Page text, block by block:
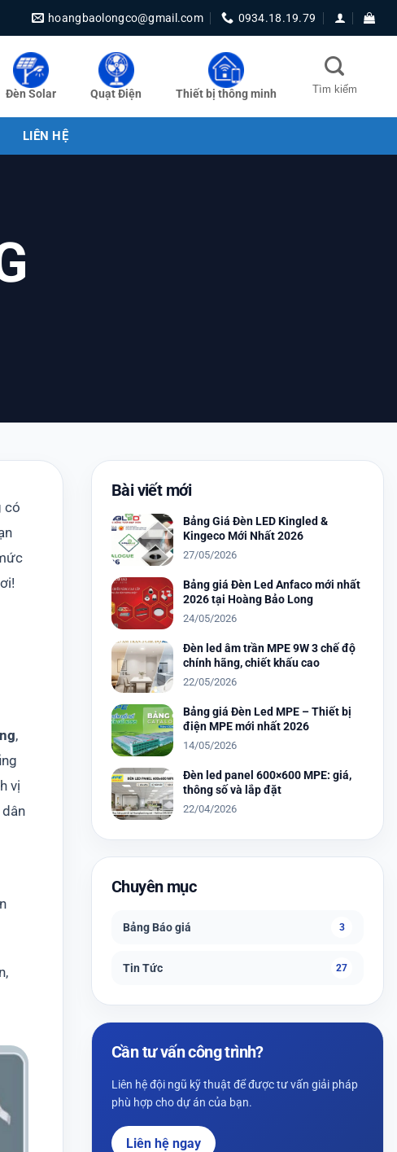
hoangbaolongco@gmail.com 0934.18.19.79
Đèn Solar Quạt Điện Thiết bị thông minh
LIÊN HỆ
có
,
vị
Bài viết mới
Bảng Giá Đèn LED Kingled &
Kingeco Mới Nhất 2026
27/05/2026
Bảng giá Đèn Led Anfaco mới nhất
2026 tại Hoàng Bảo Long
24/05/2026
Đèn led âm trần MPE 9W 3 chế độ
chính hãng, chiết khấu cao
22/05/2026
Bảng giá Đèn Led MPE – Thiết bị
điện MPE mới nhất 2026
14/05/2026
Đèn led panel 600×600 MPE: giá,
thông số và lắp đặt
22/04/2026
Chuyên mục
Bảng Báo giá 3
Tin Tức 27
Cần tư vấn công trình?
Liên hệ đội ngũ kỹ thuật để được tư vấn giải pháp
phù hợp cho dự án của bạn.
Liên hệ ngay